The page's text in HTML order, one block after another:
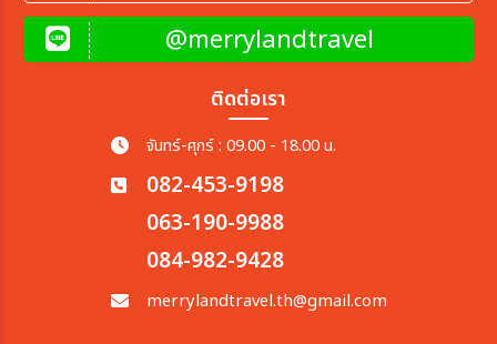
@merrylandtravel
ติดต่อเรา
จันทร์-ศุกร์ : 09.00 - 18.00 น.
082-453-9198
063-190-9988
084-982-9428
merrylandtravel.th@gmail.com